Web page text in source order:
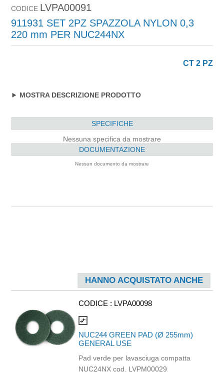
CODICE LVPA00091
911931 SET 2PZ SPAZZOLA NYLON 0,3
220 mm PER NUC244NX
CT 2 PZ
MOSTRA DESCRIZIONE PRODOTTO
SPECIFICHE
Nessuna specifica da mostrare
DOCUMENTAZIONE
Nessun documento da mostrare
HANNO ACQUISTATO ANCHE
CODICE : LVPA00098
compare_arrows
NUC244 GREEN PAD (Ø 255mm)
GENERAL USE
Pad verde per lavasciuga compatta
NUC24NX cod. LVPM00029